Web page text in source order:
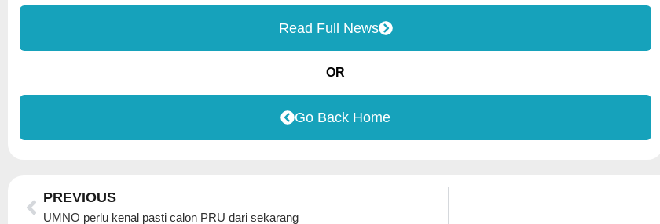
Read Full News
OR
Go Back Home
Prev
PREVIOUS
UMNO perlu kenal pasti calon PRU dari sekarang